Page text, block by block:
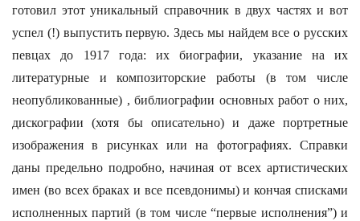
готовил этот уникальный справочник в двух частях и вот
успел (!) выпустить первую. Здесь мы найдем все о русских
певцах до 1917 года: их биографии, указание на их
литературные и композиторские работы (в том числе
неопубликованные) , библиографии основных работ о них,
дискографии (хотя бы описательно) и даже портретные
изображения в рисунках или на фотографиях. Справки
даны предельно подробно, начиная от всех артистических
имен (во всех браках и все псевдонимы) и кончая списками
исполненных партий (в том числе “первые исполнения”) и